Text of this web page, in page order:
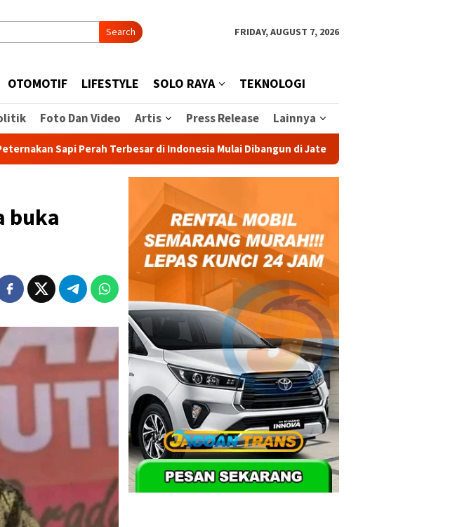
Search FRIDAY, AUGUST 7, 2026
OTOMOTIF LIFESTYLE SOLO RAYA TEKNOLOGI
Foto Dan Video Artis Press Release Lainnya
Sapi Perah Terbesar di Indonesia Mulai Dibangun di Jateng, Investasi Rp 1,2 Triliun Dongkrak
buka